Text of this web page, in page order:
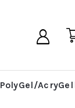
PolyGel/AcryGel